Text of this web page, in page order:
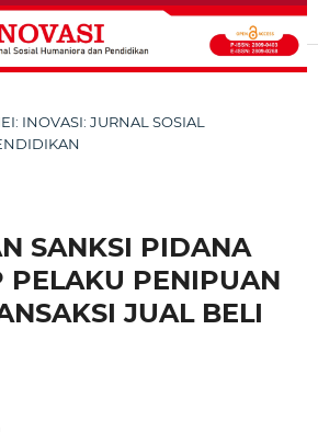
INOVASI: JURNAL SOSIAL
SANKSI PIDANA
PELAKU PENIPUAN
JUAL BELI